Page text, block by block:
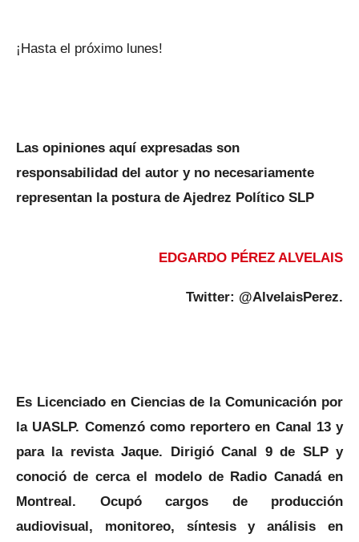
¡Hasta el próximo lunes!
Las opiniones aquí expresadas son
responsabilidad del autor y no necesariamente
representan la postura de Ajedrez Político SLP
EDGARDO PÉREZ ALVELAIS
Twitter: @AlvelaisPerez.
Es Licenciado en Ciencias de la Comunicación por
la UASLP. Comenzó como reportero en Canal 13 y
para la revista Jaque. Dirigió Canal 9 de SLP y
conoció de cerca el modelo de Radio Canadá en
Montreal. Ocupó cargos de producción
audiovisual, monitoreo, síntesis y análisis en